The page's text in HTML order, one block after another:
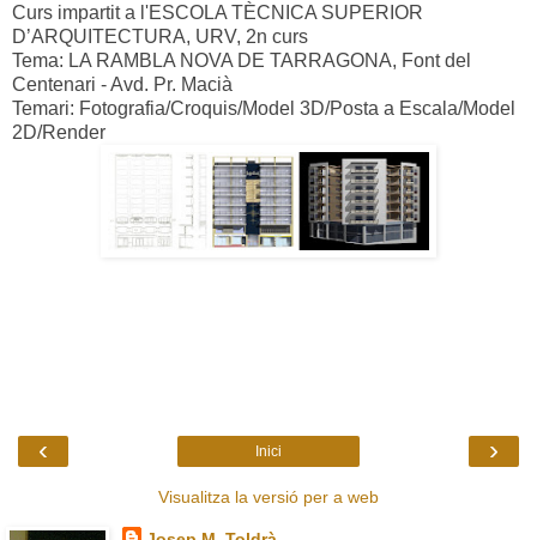
Curs impartit a l'ESCOLA TÈCNICA SUPERIOR
D’ARQUITECTURA, URV, 2n curs
Tema: LA RAMBLA NOVA DE TARRAGONA, Font del
Centenari - Avd. Pr. Macià
Temari: Fotografia/Croquis/Model 3D/Posta a Escala/Model
2D/Render
‹ ›
Inici
Visualitza la versió per a web